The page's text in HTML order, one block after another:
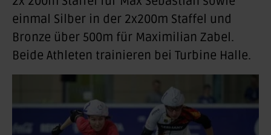
einmal Silber in der 2x200m Staffel und
Bronze über 500m für Maximilian Zabel.
Beide Athleten trainieren bei Turbine Halle.